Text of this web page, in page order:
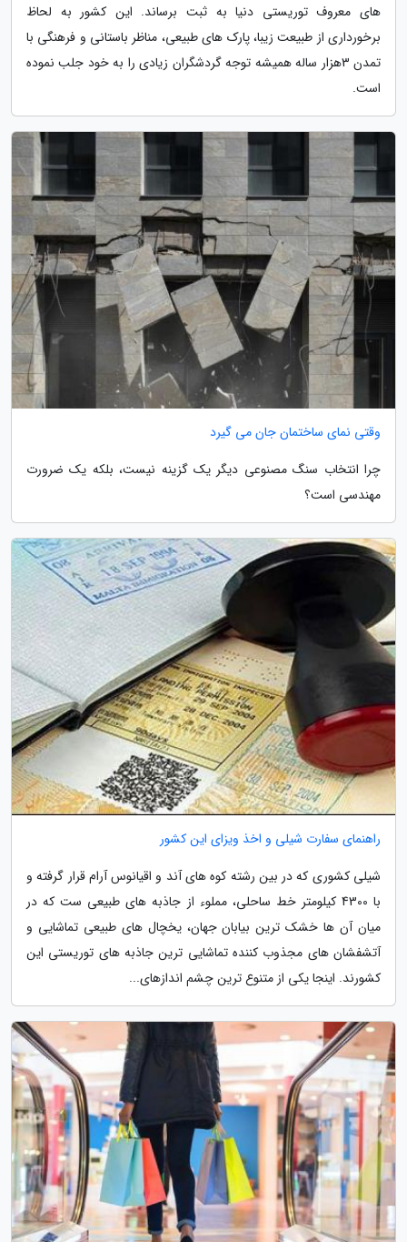
های معروف توریستی دنیا به ثبت برساند. این کشور به لحاظ
برخورداری از طبیعت زیبا، پارک های طبیعی، مناظر باستانی و فرهنگی با
تمدن 3‬هزار ساله همیشه توجه گردشگران زیادی را به خود جلب نموده
است.
وقتی نمای ساختمان جان می گیرد
چرا انتخاب سنگ مصنوعی دیگر یک گزینه نیست، بلکه یک ضرورت
مهندسی است؟
راهنمای سفارت شیلی و اخذ ویزای این کشور
شیلی کشوری که در بین رشته کوه های آند و اقیانوس آرام قرار گرفته و
با 4300 کیلومتر خط ساحلی، مملوء از جاذبه های طبیعی ست که در
میان آن ها خشک ترین بیابان جهان، یخچال های طبیعی تماشایی و
آتشفشان های مجذوب کننده تماشایی ترین جاذبه های توریستی این
کشورند. اینجا یکی از متنوع ترین چشم اندازهای...